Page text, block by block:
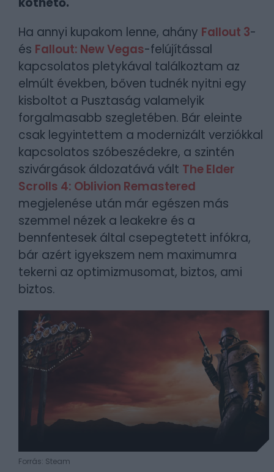
Ha annyi kupakom lenne, ahány Fallout 3-
és Fallout: New Vegas-felújítással
kapcsolatos pletykával találkoztam az
elmúlt években, bőven tudnék nyitni egy
kisboltot a Pusztaság valamelyik
forgalmasabb szegletében. Bár eleinte
csak legyintettem a modernizált verziókkal
kapcsolatos szóbeszédekre, a szintén
szivárgások áldozatává vált The Elder
Scrolls 4: Oblivion Remastered
megjelenése után már egészen más
szemmel nézek a leakekre és a
bennfentesek által csepegtetett infókra,
bár azért igyekszem nem maximumra
tekerni az optimizmusomat, biztos, ami
biztos.
Forrás: Steam